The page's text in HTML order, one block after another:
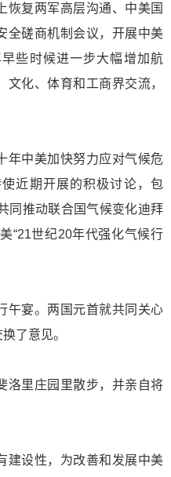
恢复两军高层沟通、中美国
全磋商机制会议，开展中美
些时候进一步大幅增加航
化、体育和工商界交流，
中美加快努力应对气候危
近期开展的积极讨论，包
同推动联合国气候变化迪拜
“21世纪20年代强化气候行
宴。两国元首就共同关心
了意见。
里庄园里散步，并亲自将
设性，为改善和发展中美